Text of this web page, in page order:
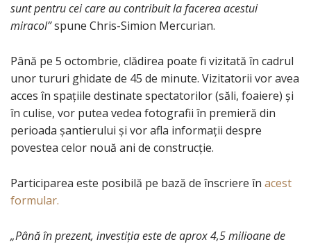
sunt pentru cei care au contribuit la facerea acestui
miracol”spune Chris-Simion Mercurian.
Până pe 5 octombrie, clădirea poate fi vizitată în cadrul
unor tururi ghidate de 45 de minute. Vizitatorii vor avea
acces în spațiile destinate spectatorilor (săli, foaiere) și
în culise, vor putea vedea fotografii în premieră din
perioada șantierului și vor afla informații despre
povestea celor nouă ani de construcție.
Participarea este posibilă pe bază de înscriere în acest
formular.
„Până în prezent, investiția este de aprox 4,5 milioane de